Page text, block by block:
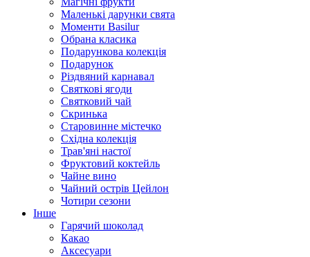
Маленькі дарунки свята
Моменти Basilur
Обрана класика
Подарункова колекція
Подарунок
Різдвяний карнавал
Святкові ягоди
Святковий чай
Скринька
Старовинне містечко
Східна колекція
Трав'яні настої
Фруктовий коктейль
Чайне вино
Чайний острів Цейлон
Чотири сезони
Інше
Гарячий шоколад
Какао
Аксесуари